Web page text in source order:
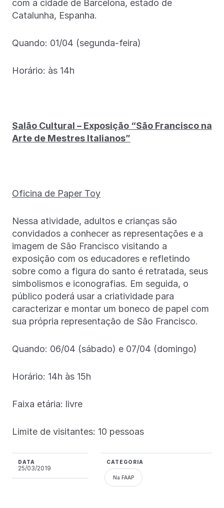
com a cidade de Barcelona, estado de
Catalunha, Espanha.
Quando: 01/04 (segunda-feira)
Horário: às 14h
Salão Cultural – Exposição “São Francisco na
Arte de Mestres Italianos”
Oficina de Paper Toy
Nessa atividade, adultos e crianças são
convidados a conhecer as representações e a
imagem de São Francisco visitando a
exposição com os educadores e refletindo
sobre como a figura do santo é retratada, seus
simbolismos e iconografias. Em seguida, o
público poderá usar a criatividade para
caracterizar e montar um boneco de papel com
sua própria representação de São Francisco.
Quando: 06/04 (sábado) e 07/04 (domingo)
Horário: 14h às 15h
Faixa etária: livre
Limite de visitantes: 10 pessoas
DATA
25/03/2019
CATEGORIA
Na FAAP